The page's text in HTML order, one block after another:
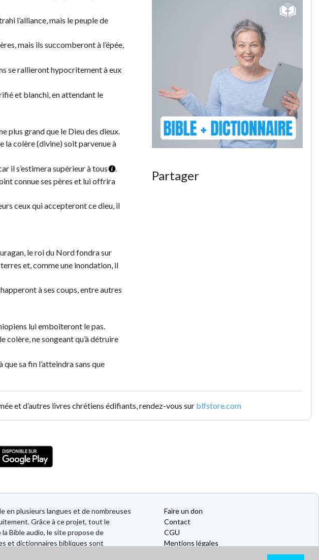
l’alliance, mais le peuple de
mais ils succomberont à l’épée,
se rallieront hypocritement à eux
et blanchi, en attendant le
plus grand que le Dieu des dieux.
la colère (divine) soit parvenue à
il s’estimera supérieur à tous
.
connue ses pères et lui offrira
ceux qui accepteront ce dieu, il
le roi du Nord fondra sur
et, comme une inondation, il
à ses coups, entre autres
lui emboîteront le pas.
colère, ne songeant qu’à détruire
que sa fin l’atteindra sans que
Partager
et d’autres livres chrétiens édifiants, rendez-vous sur blfstore.com
en plusieurs langues et de nombreuses
Grâce à ce projet, tout le
Bible audio, le site propose de
et dictionnaires bibliques sont
Faire un don
Contact
CGU
Mentions légales